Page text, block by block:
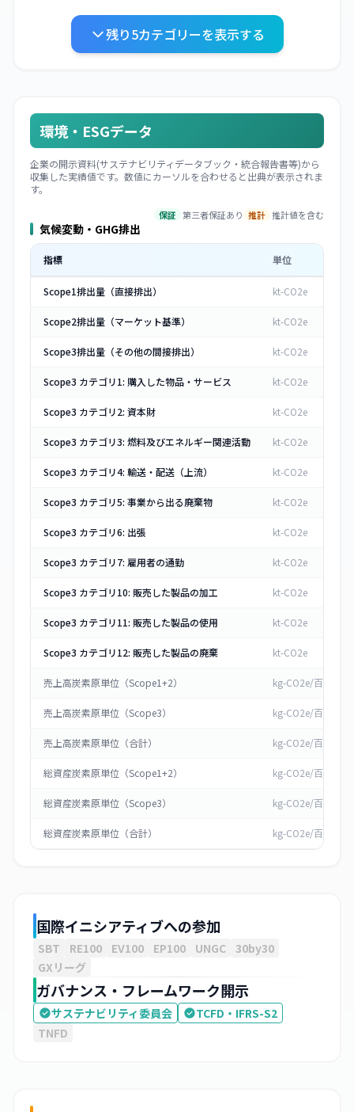
廃棄
残り5カテゴリーを表示する
環境・ESGデータ
企業の開示資料(サステナビリティデータブック・統合報告書等)から
収集した実績値です。数値にカーソルを合わせると出典が表示されま
す。
保証 第三者保証あり 推計 推計値を含む
気候変動・GHG排出
指標 単位
Scope1排出量（直接排出） kt-CO2e
Scope2排出量（マーケット基準） kt-CO2e
Scope3排出量（その他の間接排出） kt-CO2e
Scope3 カテゴリ1: 購入した物品・サービス kt-CO2e
Scope3 カテゴリ2: 資本財 kt-CO2e
Scope3 カテゴリ3: 燃料及びエネルギー関連活動 kt-CO2e
Scope3 カテゴリ4: 輸送・配送（上流） kt-CO2e
Scope3 カテゴリ5: 事業から出る廃棄物 kt-CO2e
Scope3 カテゴリ6: 出張 kt-CO2e
Scope3 カテゴリ7: 雇用者の通勤 kt-CO2e
Scope3 カテゴリ10: 販売した製品の加工 kt-CO2e
Scope3 カテゴリ11: 販売した製品の使用 kt-CO2e
Scope3 カテゴリ12: 販売した製品の廃棄 kt-CO2e
売上高炭素原単位（Scope1+2） kg-CO2e/百万円
売上高炭素原単位（Scope3） kg-CO2e/百万円
売上高炭素原単位（合計） kg-CO2e/百万円
総資産炭素原単位（Scope1+2） kg-CO2e/百万円
総資産炭素原単位（Scope3） kg-CO2e/百万円
総資産炭素原単位（合計） kg-CO2e/百万円
国際イニシアティブへの参加
SBT RE100 EV100 EP100 UNGC 30by30
GXリーグ
ガバナンス・フレームワーク開示
サステナビリティ委員会
TCFD・IFRS-S2
TNFD